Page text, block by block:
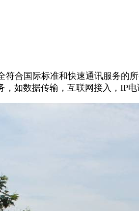
合国际标准和快速通讯服务的所
如数据传输，互联网接入，IP